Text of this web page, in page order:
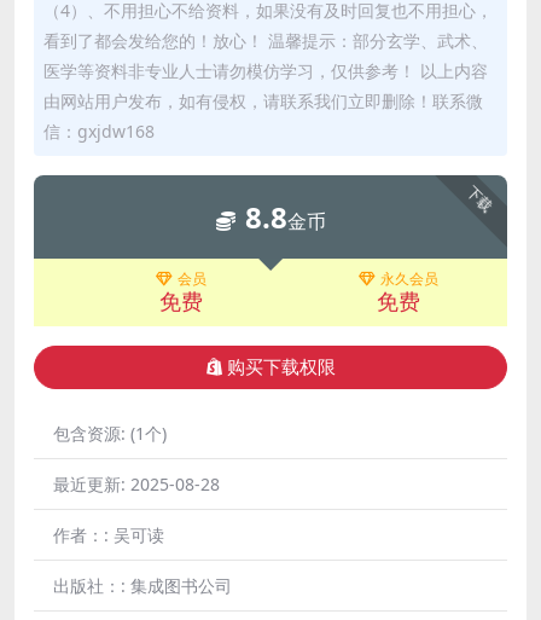
（4）、不用担心不给资料，如果没有及时回复也不用担心，
看到了都会发给您的！放心！ 温馨提示：部分玄学、武术、
医学等资料非专业人士请勿模仿学习，仅供参考！ 以上内容
由网站用户发布，如有侵权，请联系我们立即删除！联系微
信：gxjdw168
下载
8.8金币
会员
免费
永久会员
免费
购买下载权限
包含资源: (1个)
最近更新: 2025-08-28
作者：: 吴可读
出版社：: 集成图书公司